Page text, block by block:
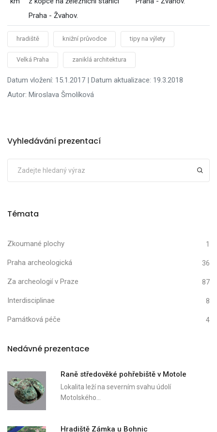
Praha - Žvahov.
hradiště knižní průvodce tipy na výlety
Velká Praha zaniklá architektura
Datum vložení: 15.1.2017 | Datum aktualizace: 19.3.2018
Autor: Miroslava Šmolíková
Vyhledávání prezentací
Témata
Zkoumané plochy 1
Praha archeologická 36
Za archeologií v Praze 87
Interdisciplinae 8
Památková péče 4
Nedávné prezentace
Raně středověké pohřebiště v Motole
Lokalita leží na severním svahu údolí
Motolského…
Hradiště Zámka u Bohnic